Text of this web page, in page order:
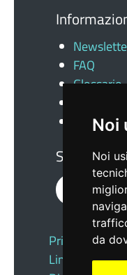
Noi
Noi
da
FAQ
Glossario
News
Seguici su
Privacy |
Link Utili|